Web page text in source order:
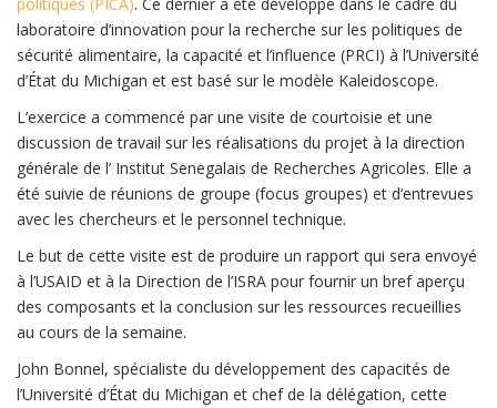
politiques (PICA). Ce dernier a été développé dans le cadre du
laboratoire d’innovation pour la recherche sur les politiques de
sécurité alimentaire, la capacité et l’influence (PRCI) à l’Université
d’État du Michigan et est basé sur le modèle Kaleidoscope.
L’exercice a commencé par une visite de courtoisie et une
discussion de travail sur les réalisations du projet à la direction
générale de l’ Institut Senegalais de Recherches Agricoles. Elle a
été suivie de réunions de groupe (focus groupes) et d’entrevues
avec les chercheurs et le personnel technique.
Le but de cette visite est de produire un rapport qui sera envoyé
à l’USAID et à la Direction de l’ISRA pour fournir un bref aperçu
des composants et la conclusion sur les ressources recueillies
au cours de la semaine.
John Bonnel, spécialiste du développement des capacités de
l’Université d’État du Michigan et chef de la délégation, cette